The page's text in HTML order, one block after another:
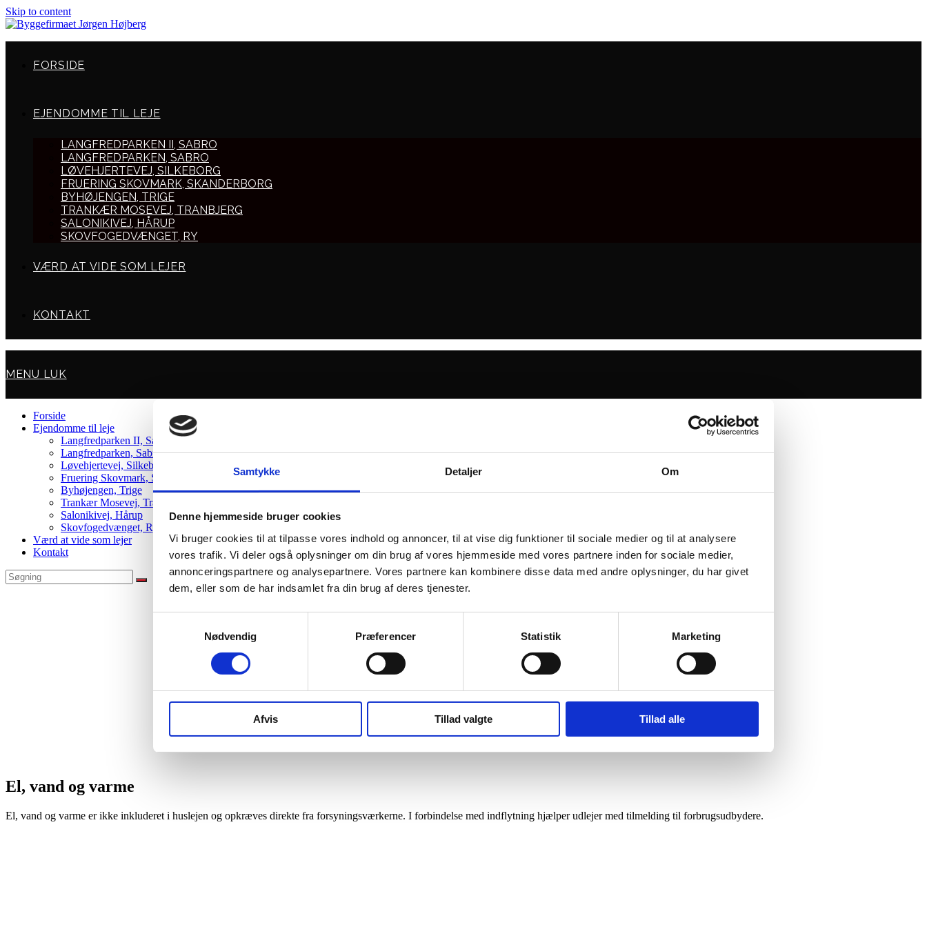
Samtykke Detaljer Om
Denne hjemmeside bruger cookies
Vi bruger cookies til at tilpasse vores indhold og annoncer, til at vise dig funktioner til sociale medier og til at analysere
vores trafik. Vi deler også oplysninger om din brug af vores hjemmeside med vores partnere inden for sociale medier,
annonceringspartnere og analysepartnere. Vores partnere kan kombinere disse data med andre oplysninger, du har givet
dem, eller som de har indsamlet fra din brug af deres tjenester.
Nødvendig
Præferencer Statistik Marketing
Afvis Tillad valgte Tillad alle
Skip to content
FORSIDE
EJENDOMME TIL LEJE
LANGFREDPARKEN II, SABRO
LANGFREDPARKEN, SABRO
LØVEHJERTEVEJ, SILKEBORG
FRUERING SKOVMARK, SKANDERBORG
BYHØJENGEN, TRIGE
TRANKÆR MOSEVEJ, TRANBJERG
SALONIKIVEJ, HÅRUP
SKOVFOGEDVÆNGET, RY
VÆRD AT VIDE SOM LEJER
KONTAKT
MENU LUK
Forside
Ejendomme til leje
Langfredparken II, Sabro
Langfredparken, Sabro
Løvehjertevej, Silkeborg
Fruering Skovmark, Skanderborg
Byhøjengen, Trige
Trankær Mosevej, Tranbjerg
Salonikivej, Hårup
Skovfogedvænget, Ry
Værd at vide som lejer
Kontakt
El, vand og varme
El, vand og varme er ikke inkluderet i huslejen og opkræves direkte fra forsyningsværkerne. I forbindelse med indflytning hjælper udlejer med tilmelding til forbrugsudbydere.